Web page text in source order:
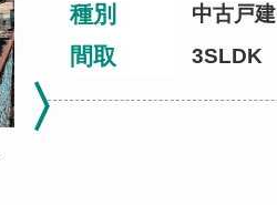
種別 中古戸建
間取 3SLDK